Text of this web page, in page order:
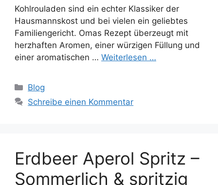
Kohlrouladen sind ein echter Klassiker der
Hausmannskost und bei vielen ein geliebtes
Familiengericht. Omas Rezept überzeugt mit
herzhaften Aromen, einer würzigen Füllung und
einer aromatischen … Weiterlesen …
Kategorien
Blog
Schreibe einen Kommentar
Erdbeer Aperol Spritz –
Sommerlich & spritzig